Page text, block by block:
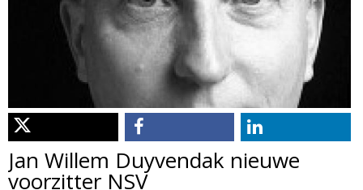
l
o
g
n
u
Jan Willem Duyvendak nieuwe
voorzitter NSV